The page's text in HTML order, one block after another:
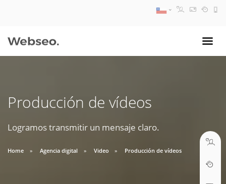
Producción de vídeos
Logramos transmitir un mensaje claro.
Home Agencia digital Video Producción de vídeos
09:30 AM A 18:30 PM
soporte@webseo.cl